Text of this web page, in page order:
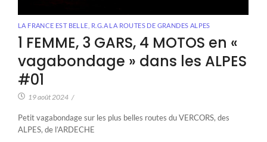
LA FRANCE EST BELLE R.G.A LA ROUTES DE GRANDES ALPES
1 FEMME, 3 GARS, 4 MOTOS en «
vagabondage » dans les ALPES
#01
19 août 2024 /
Petit vagabondage sur les plus belles routes du VERCORS, des
ALPES, de l’ARDECHE